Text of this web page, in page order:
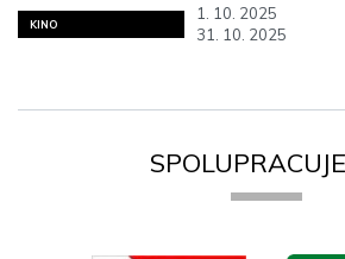
KINO
1. 10. 2025
31. 10. 2025